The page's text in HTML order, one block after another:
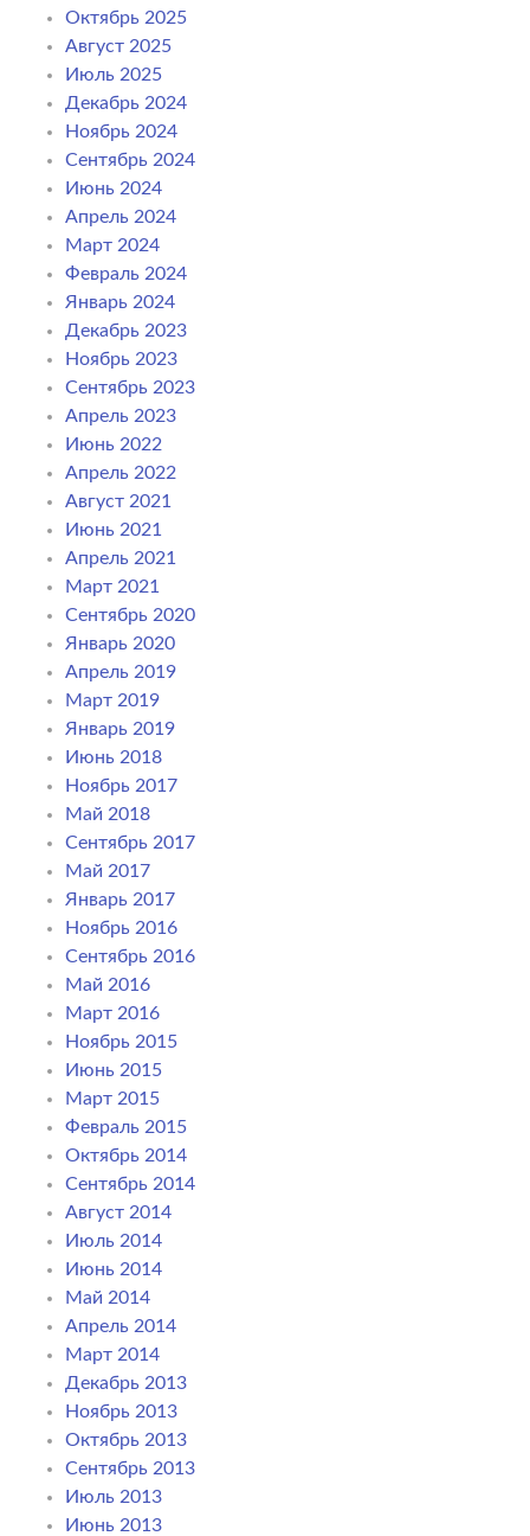
Октябрь 2025
Август 2025
Июль 2025
Декабрь 2024
Ноябрь 2024
Сентябрь 2024
Июнь 2024
Апрель 2024
Март 2024
Февраль 2024
Январь 2024
Декабрь 2023
Ноябрь 2023
Сентябрь 2023
Апрель 2023
Июнь 2022
Апрель 2022
Август 2021
Июнь 2021
Апрель 2021
Март 2021
Сентябрь 2020
Январь 2020
Апрель 2019
Март 2019
Январь 2019
Июнь 2018
Ноябрь 2017
Май 2018
Сентябрь 2017
Май 2017
Январь 2017
Ноябрь 2016
Сентябрь 2016
Май 2016
Март 2016
Ноябрь 2015
Июнь 2015
Март 2015
Февраль 2015
Октябрь 2014
Сентябрь 2014
Август 2014
Июль 2014
Июнь 2014
Май 2014
Апрель 2014
Март 2014
Декабрь 2013
Ноябрь 2013
Октябрь 2013
Сентябрь 2013
Июль 2013
Июнь 2013